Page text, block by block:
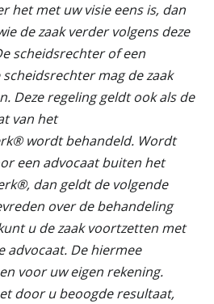
het met uw visie eens is, dan
de zaak verder volgens deze
scheidsrechter of een
mag de zaak
Deze regeling geldt ook als de
van het
wordt behandeld. Wordt
een advocaat buiten het
dan geldt de volgende
over de behandeling
u de zaak voortzetten met
advocaat. De hiermee
voor uw eigen rekening.
door u beoogde resultaat,